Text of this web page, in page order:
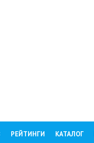
РЕЙТИНГИ КАТАЛОГ